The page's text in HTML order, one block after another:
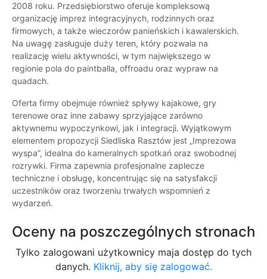
2008 roku. Przedsiębiorstwo oferuje kompleksową
organizację imprez integracyjnych, rodzinnych oraz
firmowych, a także wieczorów panieńskich i kawalerskich.
Na uwagę zasługuje duży teren, który pozwala na
realizację wielu aktywności, w tym największego w
regionie pola do paintballa, offroadu oraz wypraw na
quadach.
Oferta firmy obejmuje również spływy kajakowe, gry
terenowe oraz inne zabawy sprzyjające zarówno
aktywnemu wypoczynkowi, jak i integracji. Wyjątkowym
elementem propozycji Siedliska Rasztów jest „Imprezowa
wyspa”, idealna do kameralnych spotkań oraz swobodnej
rozrywki. Firma zapewnia profesjonalne zaplecze
techniczne i obsługę, koncentrując się na satysfakcji
uczestników oraz tworzeniu trwałych wspomnień z
wydarzeń.
Oceny na poszczególnych stronach
Tylko zalogowani użytkownicy maja dostęp do tych
danych. Kliknij, aby się zalogować.